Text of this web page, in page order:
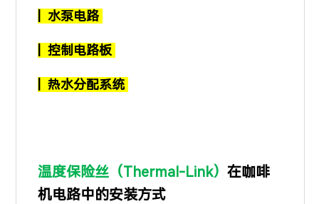
| 水泵电路
| 控制电路板
| 热水分配系统
温度保险丝（Thermal-Link）在咖啡
机电路中的安装方式